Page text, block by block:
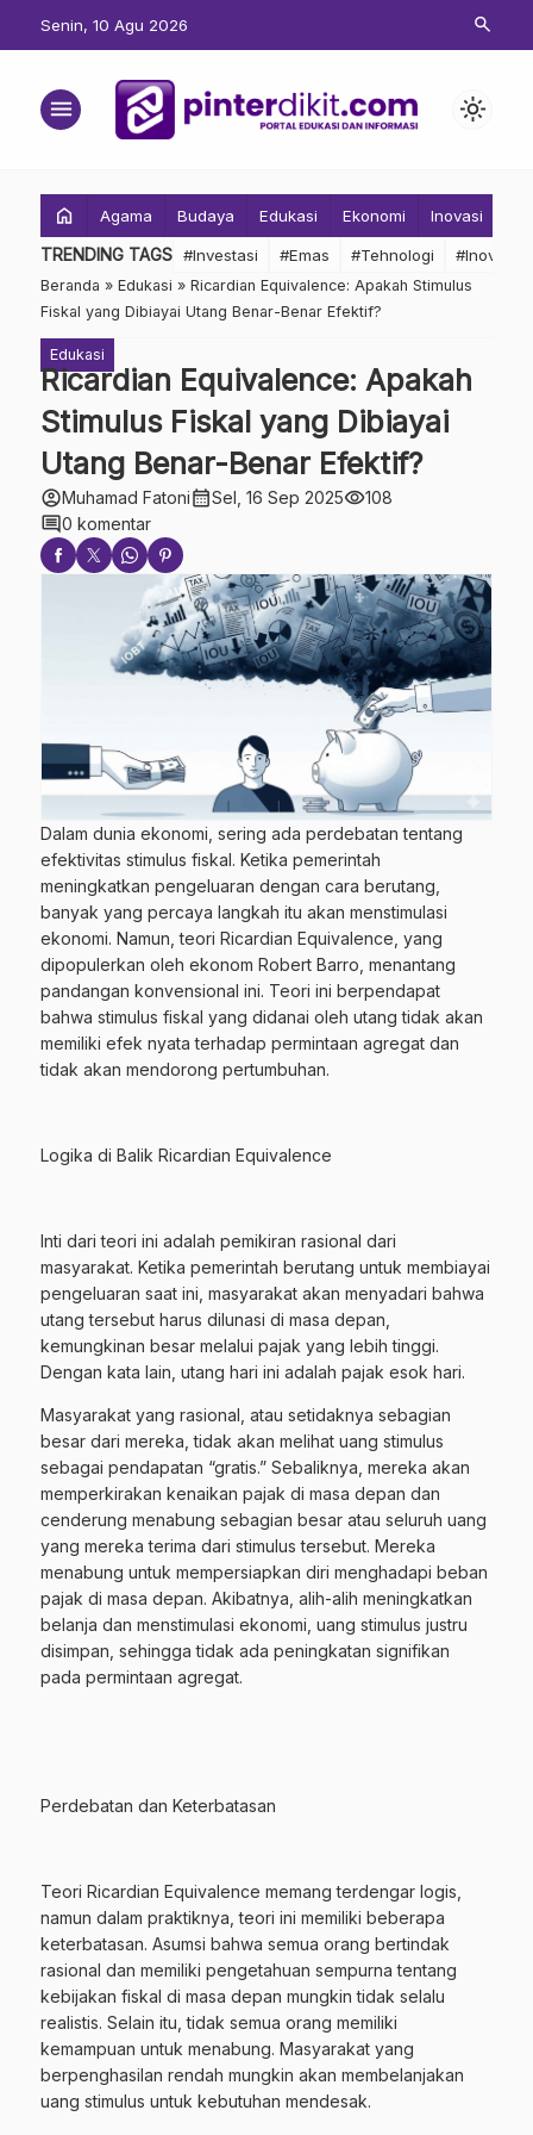
Senin, 10 Agu 2026 search
menu light_mode
home Agama Budaya Edukasi Ekonomi Inovasi
TRENDING TAGS #Investasi #Emas #Tehnologi #Inovasi
Beranda » Edukasi » Ricardian Equivalence: Apakah Stimulus
Fiskal yang Dibiayai Utang Benar-Benar Efektif?
Edukasi
Ricardian Equivalence: Apakah
Stimulus Fiskal yang Dibiayai
Utang Benar-Benar Efektif?
account_circleMuhamad Fatonicalendar_monthSel, 16 Sep 2025visibility108
comment0 komentar
Dalam dunia ekonomi, sering ada perdebatan tentang
efektivitas stimulus fiskal. Ketika pemerintah
meningkatkan pengeluaran dengan cara berutang,
banyak yang percaya langkah itu akan menstimulasi
ekonomi. Namun, teori Ricardian Equivalence, yang
dipopulerkan oleh ekonom Robert Barro, menantang
pandangan konvensional ini. Teori ini berpendapat
bahwa stimulus fiskal yang didanai oleh utang tidak akan
memiliki efek nyata terhadap permintaan agregat dan
tidak akan mendorong pertumbuhan.
Logika di Balik Ricardian Equivalence
Inti dari teori ini adalah pemikiran rasional dari
masyarakat. Ketika pemerintah berutang untuk membiayai
pengeluaran saat ini, masyarakat akan menyadari bahwa
utang tersebut harus dilunasi di masa depan,
kemungkinan besar melalui pajak yang lebih tinggi.
Dengan kata lain, utang hari ini adalah pajak esok hari.
Masyarakat yang rasional, atau setidaknya sebagian
besar dari mereka, tidak akan melihat uang stimulus
sebagai pendapatan “gratis.” Sebaliknya, mereka akan
memperkirakan kenaikan pajak di masa depan dan
cenderung menabung sebagian besar atau seluruh uang
yang mereka terima dari stimulus tersebut. Mereka
menabung untuk mempersiapkan diri menghadapi beban
pajak di masa depan. Akibatnya, alih-alih meningkatkan
belanja dan menstimulasi ekonomi, uang stimulus justru
disimpan, sehingga tidak ada peningkatan signifikan
pada permintaan agregat.
Perdebatan dan Keterbatasan
Teori Ricardian Equivalence memang terdengar logis,
namun dalam praktiknya, teori ini memiliki beberapa
keterbatasan. Asumsi bahwa semua orang bertindak
rasional dan memiliki pengetahuan sempurna tentang
kebijakan fiskal di masa depan mungkin tidak selalu
realistis. Selain itu, tidak semua orang memiliki
kemampuan untuk menabung. Masyarakat yang
berpenghasilan rendah mungkin akan membelanjakan
uang stimulus untuk kebutuhan mendesak.